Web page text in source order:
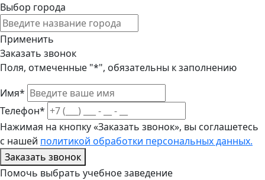
Выбор города
Применить
Заказать звонок
Поля, отмеченные "*", обязательны к заполнению
Имя*
Телефон*
Нажимая на кнопку «Заказать звонок», вы соглашетесь
с нашей политикой обработки персональных данных.
Заказать звонок
Помочь выбрать учебное заведение